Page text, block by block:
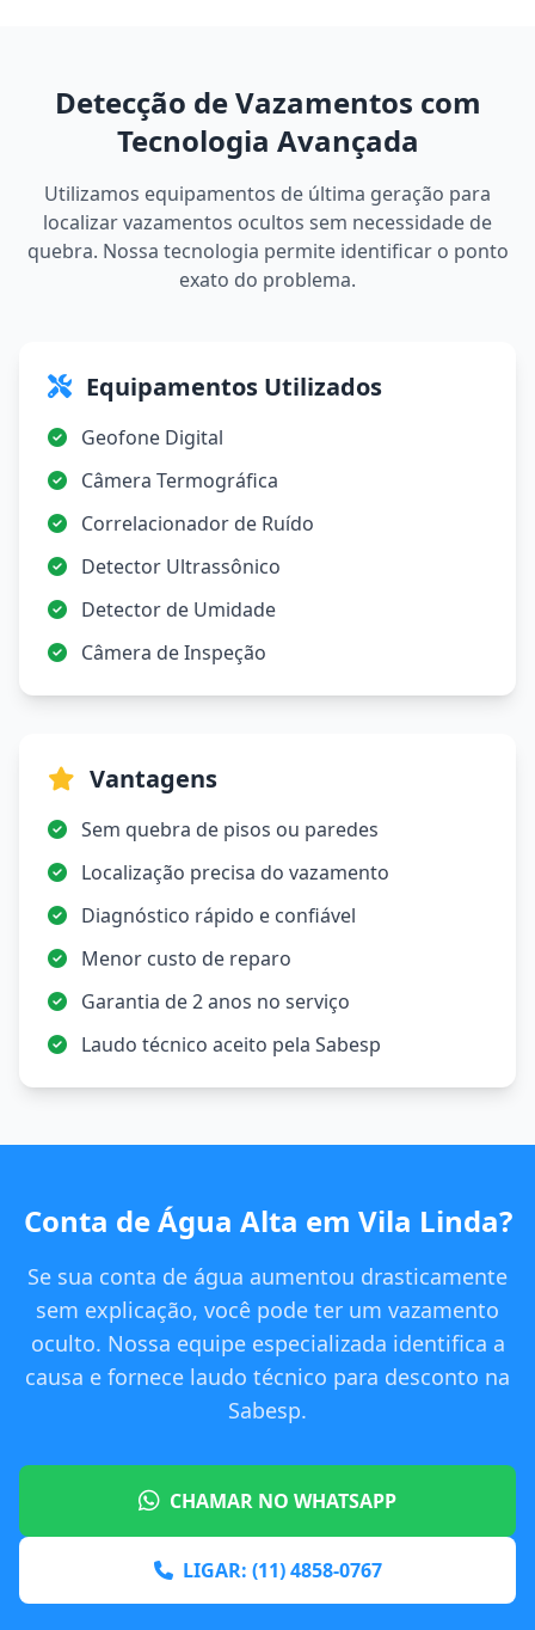
Detecção de Vazamentos com
Tecnologia Avançada
Utilizamos equipamentos de última geração para
localizar vazamentos ocultos sem necessidade de
quebra. Nossa tecnologia permite identificar o ponto
exato do problema.
Equipamentos Utilizados
Geofone Digital
Câmera Termográfica
Correlacionador de Ruído
Detector Ultrassônico
Detector de Umidade
Câmera de Inspeção
Vantagens
Sem quebra de pisos ou paredes
Localização precisa do vazamento
Diagnóstico rápido e confiável
Menor custo de reparo
Garantia de 2 anos no serviço
Laudo técnico aceito pela Sabesp
Conta de Água Alta em Vila Linda?
Se sua conta de água aumentou drasticamente
sem explicação, você pode ter um vazamento
oculto. Nossa equipe especializada identifica a
causa e fornece laudo técnico para desconto na
Sabesp.
CHAMAR NO WHATSAPP
LIGAR: (11) 4858-0767